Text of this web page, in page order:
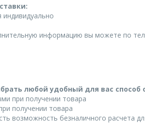
индивидуально
информацию вы можете по
любой удобный для вас способ
при получении товара
получении товара
возможность безналичного расчета